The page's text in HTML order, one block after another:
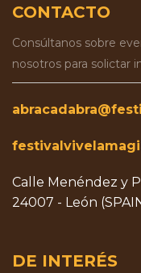
CONTACTO
Consúltanos sobre
nosotros para solictar
Calle Menéndez y
24007 - León
DE INTERÉS